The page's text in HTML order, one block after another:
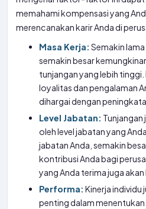
memahami kompensasi yang
merencanakan karir Anda di
Masa Kerja: Semakin
semakin besar
tunjangan yang lebih
loyalitas dan pengalaman
dihargai dengan
Level Jabatan: Tunjangan
oleh level jabatan yang
jabatan Anda, semakin
kontribusi Anda bagi
yang Anda terima juga akan
Performa: Kinerja
penting dalam menentukan